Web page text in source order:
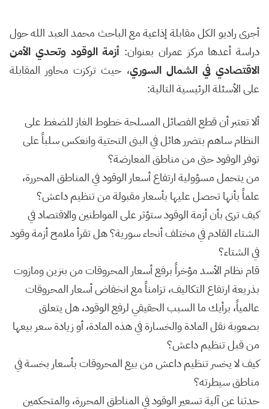
أجرى راديو الكل مقابلة إذاعية مع الباحث محمد العبد الله حول
دراسة أعدها مركز عمران بعنوان: أزمة الوقود وتحدي الأمن
الاقتصادي في الشمال السوري، حيث تركزت محاور المقابلة
على الأسئلة الرئيسية التالية:
ألا تعتبر أن قطع الفصائل المسلحة خطوط الغاز للضغط على
النظام ساهم بتضرر هائل في البنى التحتية وانعكس سلباً على
توفر الوقود حتى من مناطق المعارضة؟
من يتحمل مسؤولية ارتفاع أسعار الوقود في المناطق المحررة،
علماً بأنها تحصل عليها بأسعار مقبولة من تنظيم داعش؟
كيف ترى بأن أزمة الوقود ستؤثر على المواطنين والاقتصاد في
الشتاء القادم في مختلف أنحاء سورية؟ هل تقرأ ملامح أزمة وقود
في الشتاء؟
قام نظام الأسد مؤخراً برفع أسعار المحروقات من بنزين ومازوت
بذريعة ارتفاع التكاليف، تزامناً مع انخفاض أسعار المحروقات
عالمياً، برأيك ما السبب الحقيقي لرفع الوقود، هل يتعلق
بصعوبة نقل المادة والخسارة في هذه المادة، أو زيادة سعر بيعها
من قبل تنظيم داعش؟
كيف لا يخسر تنظيم داعش من بيع المحروقات بأسعار بخسة في
مناطق سيطرته؟
حدثنا عن آلية تسعير الوقود في المناطق المحررة، والمتحكمين